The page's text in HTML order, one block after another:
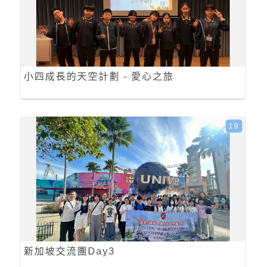
小四成長的天空計劃 - 愛心之旅
新加坡交流團Day3
19